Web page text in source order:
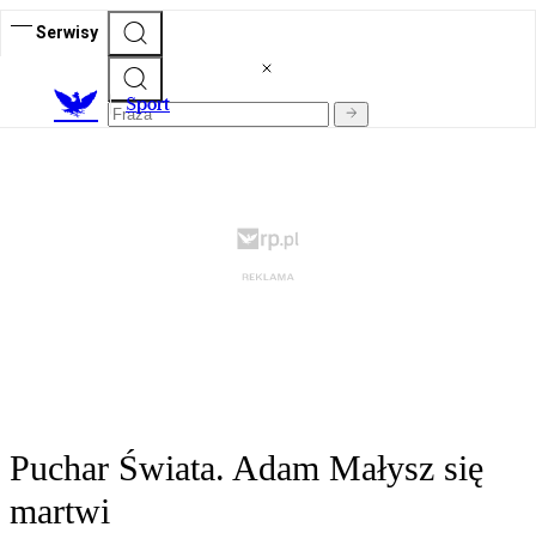
Serwisy
Sport
Puchar Świata. Adam Małysz się
martwi